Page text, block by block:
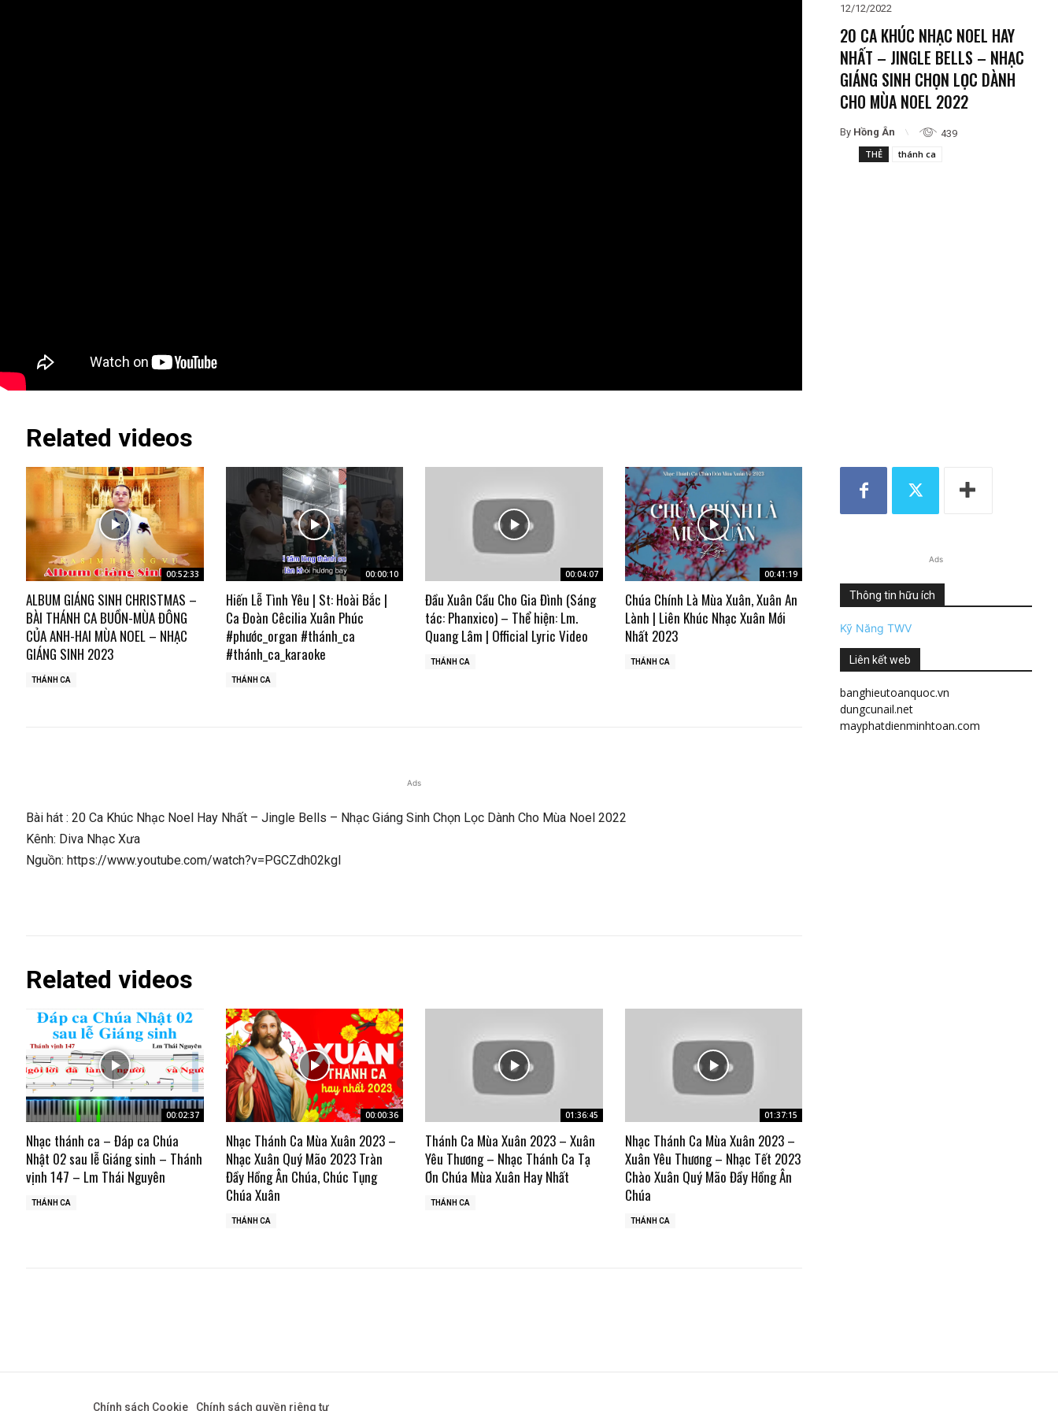
12/12/2022
20 CA KHÚC NHẠC NOEL HAY
NHẤT – JINGLE BELLS – NHẠC
GIÁNG SINH CHỌN LỌC DÀNH
CHO MÙA NOEL 2022
By Hồng Ân
439
THẺ
thánh ca
Related videos
00:52:33
ALBUM GIÁNG SINH CHRISTMAS –
BÀI THÁNH CA BUỒN-MÙA ĐÔNG
CỦA ANH-HAI MÙA NOEL – NHẠC
GIÁNG SINH 2023
THÁNH CA
00:00:10
Hiến Lễ Tình Yêu | St: Hoài Bắc |
Ca Đoàn Cêcilia Xuân Phúc
#phước_organ #thánh_ca
#thánh_ca_karaoke
THÁNH CA
00:04:07
Đầu Xuân Cầu Cho Gia Đình (Sáng
tác: Phanxico) – Thể hiện: Lm.
Quang Lâm | Official Lyric Video
THÁNH CA
00:41:19
Chúa Chính Là Mùa Xuân, Xuân An
Lành | Liên Khúc Nhạc Xuân Mới
Nhất 2023
THÁNH CA
Ads
Bài hát : 20 Ca Khúc Nhạc Noel Hay Nhất – Jingle Bells – Nhạc Giáng Sinh Chọn Lọc Dành Cho Mùa Noel 2022
Kênh: Diva Nhạc Xưa
Nguồn: https://www.youtube.com/watch?v=PGCZdh02kgI
Related videos
00:02:37
Nhạc thánh ca – Đáp ca Chúa
Nhật 02 sau lễ Giáng sinh – Thánh
vịnh 147 – Lm Thái Nguyên
THÁNH CA
00:00:36
Nhạc Thánh Ca Mùa Xuân 2023 –
Nhạc Xuân Quý Mão 2023 Tràn
Đầy Hồng Ân Chúa, Chúc Tụng
Chúa Xuân
THÁNH CA
01:36:45
Thánh Ca Mùa Xuân 2023 – Xuân
Yêu Thương – Nhạc Thánh Ca Tạ
Ơn Chúa Mùa Xuân Hay Nhất
THÁNH CA
01:37:15
Nhạc Thánh Ca Mùa Xuân 2023 –
Xuân Yêu Thương – Nhạc Tết 2023
Chào Xuân Quý Mão Đầy Hồng Ân
Chúa
THÁNH CA
Ads
Thông tin hữu ích
Kỹ Năng TWV
Liên kết web
banghieutoanquoc.vn
dungcunail.net
mayphatdienminhtoan.com
Chính sách Cookie Chính sách quyền riêng tư